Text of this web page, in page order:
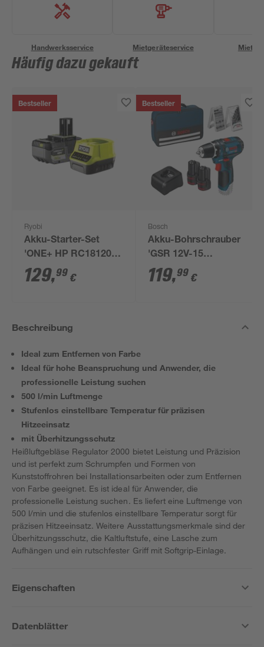
Handwerksservice Mietgeräteservice
Häufig dazu gekauft
Bestseller
Ryobi
Akku-Starter-Set
'ONE+ HP RC18120-
150X' 18 V 5,0 Ah mit
Akku und Ladegerät
129,99 €
Bestseller
Bosch
Akku-Bohrschrauber
'GSR 12V-15
Professional' mit 2
Akkus, Tasche und
119,99 €
Beschreibung
Ideal zum Entfernen von Farbe
Ideal für hohe Beanspruchung und Anwender, die
professionelle Leistung suchen
500 l/min Luftmenge
Stufenlos einstellbare Temperatur für präzisen
Hitzeeinsatz
mit Überhitzungsschutz
Heißluftgebläse Regulator 2000 bietet Leistung und Präzision
und ist perfekt zum Schrumpfen und Formen von
Kunststoffrohren bei Installationsarbeiten oder zum Entfernen
von Farbe geeignet. Es ist ideal für Anwender, die
professionelle Leistung suchen. Es liefert eine Luftmenge von
500 l/min und die stufenlos einstellbare Temperatur sorgt für
präzisen Hitzeeinsatz. Weitere Ausstattungsmerkmale sind der
Überhitzungsschutz, die Kaltluftstufe, eine Lasche zum
Aufhängen und ein rutschfester Griff mit Softgrip-Einlage.
Eigenschaften
Datenblätter